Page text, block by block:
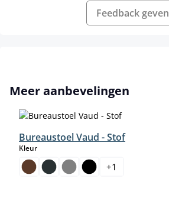
Feedback geven
Productgalerij overslaan
Meer aanbevelingen
Bureaustoel Vaud - Stof
Kleurselect
+1